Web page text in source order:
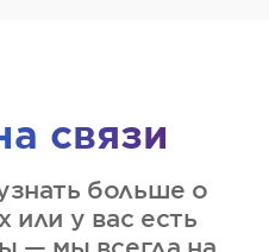
связи
больше о
или у вас есть